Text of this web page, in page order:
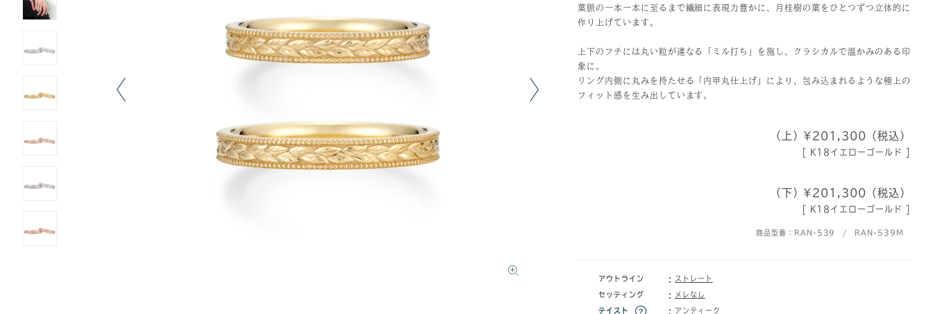
葉脈の一本一本に至るまで繊細に表現力豊かに、月桂樹の葉をひとつずつ立体的に
作り上げています。
上下のフチには丸い粒が連なる「ミル打ち」を施し、クラシカルで温かみのある印
象に。
リング内側に丸みを持たせる「内甲丸仕上げ」により、包み込まれるような極上の
フィット感を生み出しています。
（上）¥201,300（税込）
[ K18イエローゴールド ]
（下）¥201,300（税込）
[ K18イエローゴールド ]
商品型番：RAN-539 / RAN-539M
アウトライン ストレート
セッティング メレなし
テイスト アンティーク